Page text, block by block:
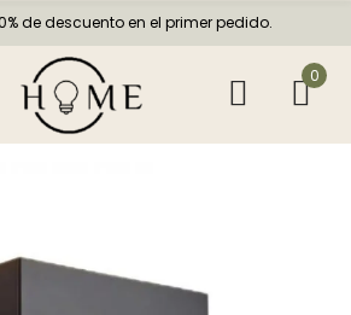
de descuento en el primer pedido.
0